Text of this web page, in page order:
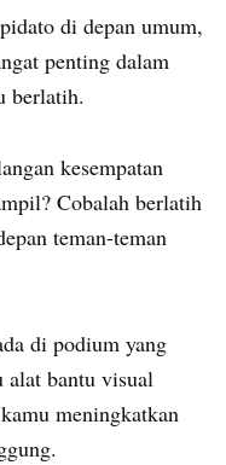
di depan umum,
penting dalam
berlatih.
kesempatan
Cobalah berlatih
teman-teman
di podium yang
alat bantu visual
meningkatkan